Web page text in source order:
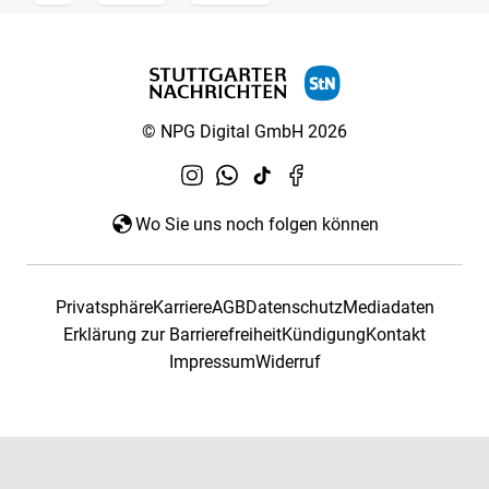
© NPG Digital GmbH 2026
Wo Sie uns noch folgen können
PrivatsphäreKarriereAGBDatenschutzMediadaten
Erklärung zur BarrierefreiheitKündigungKontakt
ImpressumWiderruf